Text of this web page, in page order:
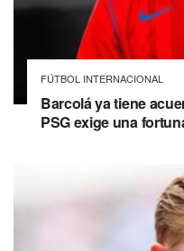
FÚTBOL INTERNACIONAL
Barcolá ya tiene
PSG exige una